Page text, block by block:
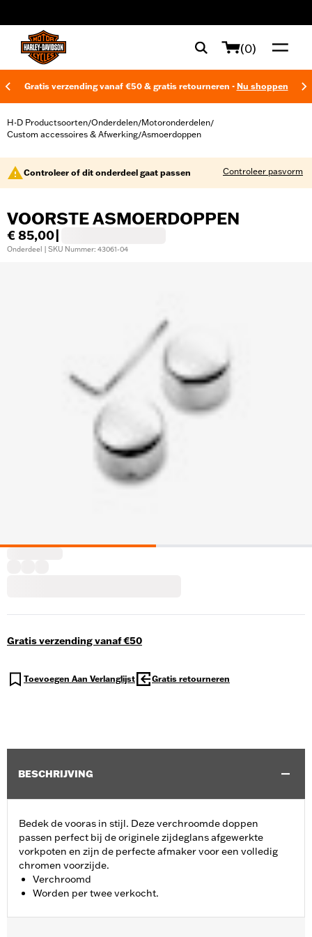
(0)
Gratis verzending vanaf €50 & gratis retourneren - Nu shoppen
H-D Productsoorten/Onderdelen/Motoronderdelen/
Custom accessoires & Afwerking/Asmoerdoppen
Controleer of dit onderdeel gaat passen Controleer pasvorm
VOORSTE ASMOERDOPPEN
€ 85,00
Onderdeel | SKU Nummer: 43061-04
Gratis verzending vanaf €50
Toevoegen Aan Verlanglijst Gratis retourneren
BESCHRIJVING
Bedek de vooras in stijl. Deze verchroomde doppen
passen perfect bij de originele zijdeglans afgewerkte
vorkpoten en zijn de perfecte afmaker voor een volledig
chromen voorzijde.
Verchroomd
Worden per twee verkocht.